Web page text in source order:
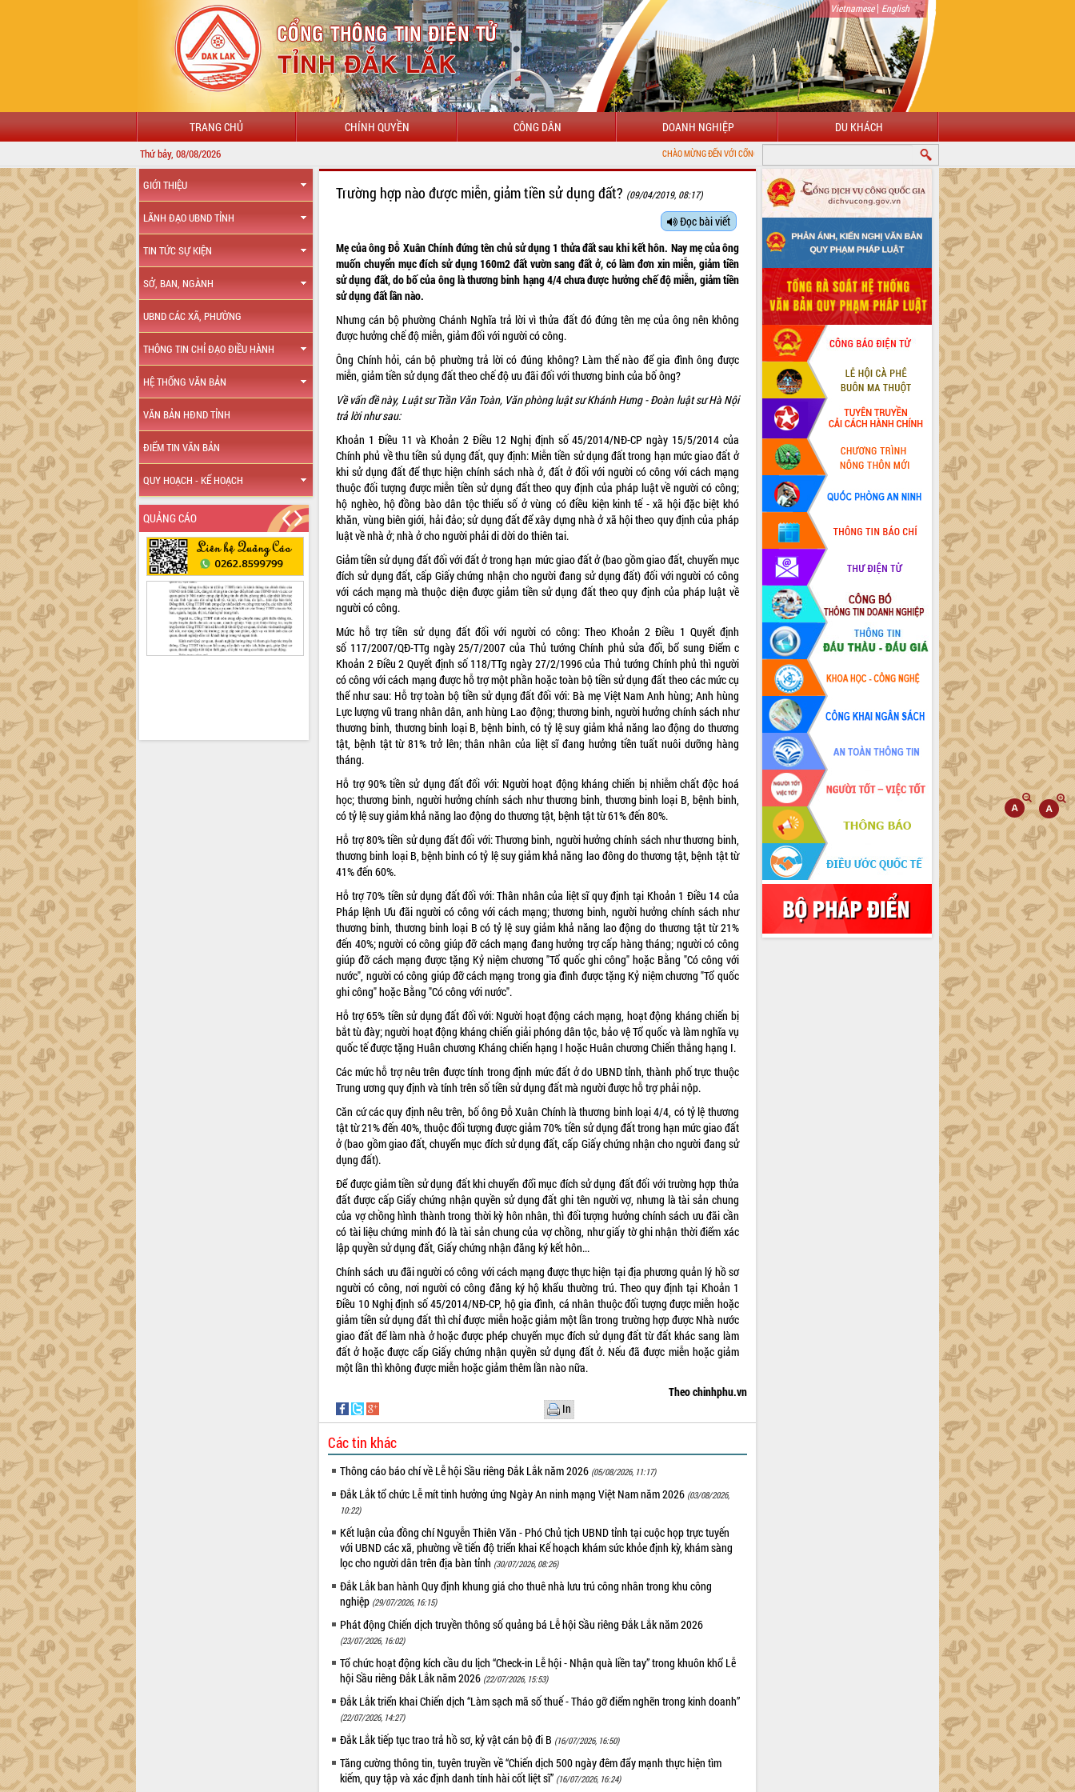
Vietnamese| English
TRANG CHỦ CHÍNH QUYỀN CÔNG DÂN DOANH NGHIỆP DU KHÁCH
Thứ bảy, 08/08/2026 CHÀO MỪNG ĐẾN VỚI CỔNG THÔNG TIN ĐIỆN TỬ TỈNH ĐẮK LẮK
GIỚI THIỆU
LÃNH ĐẠO UBND TỈNH
TIN TỨC SỰ KIỆN
SỞ, BAN, NGÀNH
UBND CÁC XÃ, PHƯỜNG
THÔNG TIN CHỈ ĐẠO ĐIỀU HÀNH
HỆ THỐNG VĂN BẢN
VĂN BẢN HĐND TỈNH
ĐIỂM TIN VĂN BẢN
QUY HOẠCH - KẾ HOẠCH
QUẢNG CÁO
Trường hợp nào được miễn, giảm tiền sử dụng đất? (09/04/2019, 08:17)
Đọc bài viết
Mẹ của ông Đỗ Xuân Chính đứng tên chủ sử dụng 1 thửa đất sau khi kết hôn. Nay mẹ của ông
muốn chuyển mục đích sử dụng 160m2 đất vườn sang đất ở, có làm đơn xin miễn, giảm tiền
sử dụng đất, do bố của ông là thương binh hạng 4/4 chưa được hưởng chế độ miễn, giảm tiền
sử dụng đất lần nào.
Nhưng cán bộ phường Chánh Nghĩa trả lời vì thửa đất đó đứng tên mẹ của ông nên không
được hưởng chế độ miễn, giảm đối với người có công.
Ông Chính hỏi, cán bộ phường trả lời có đúng không? Làm thế nào để gia đình ông được
miễn, giảm tiền sử dụng đất theo chế độ ưu đãi đối với thương binh của bố ông?
Về vấn đề này, Luật sư Trần Văn Toàn, Văn phòng luật sư Khánh Hưng - Đoàn luật sư Hà Nội
trả lời như sau:
Khoản 1 Điều 11 và Khoản 2 Điều 12 Nghị định số 45/2014/NĐ-CP ngày 15/5/2014 của
Chính phủ về thu tiền sủ dụng đất, quy định: Miễn tiền sử dụng đất trong hạn mức giao đất ở
khi sử dụng đất để thực hiện chính sách nhà ở, đất ở đối với người có công với cách mạng
thuộc đối tượng được miễn tiền sử dụng đất theo quy định của pháp luật về người có công;
hộ nghèo, hộ đồng bào dân tộc thiểu số ở vùng có điều kiện kinh tế - xã hội đặc biệt khó
khăn, vùng biên giới, hải đảo; sử dụng đất để xây dựng nhà ở xã hội theo quy định của pháp
luật về nhà ở; nhà ở cho người phải di dời do thiên tai.
Giảm tiền sử dụng đất đối với đất ở trong hạn mức giao đất ở (bao gồm giao đất, chuyển mục
đích sử dụng đất, cấp Giấy chứng nhận cho người đang sử dụng đất) đối với người có công
với cách mạng mà thuộc diện được giảm tiền sử dụng đất theo quy định của pháp luật về
người có công.
Mức hỗ trợ tiền sử dụng đất đối với người có công: Theo Khoản 2 Điều 1 Quyết định
số 117/2007/QĐ-TTg ngày 25/7/2007 của Thủ tướng Chính phủ sửa đổi, bổ sung Điểm c
Khoản 2 Điều 2 Quyết định số 118/TTg ngày 27/2/1996 của Thủ tướng Chính phủ thì người
có công với cách mạng được hỗ trợ một phần hoặc toàn bộ tiền sử dụng đất theo các mức cụ
thể như sau: Hỗ trợ toàn bộ tiền sử dụng đất đối với: Bà mẹ Việt Nam Anh hùng; Anh hùng
Lực lượng vũ trang nhân dân, anh hùng Lao động; thương binh, người hưởng chính sách như
thương binh, thương binh loại B, bệnh binh, có tỷ lệ suy giảm khả năng lao động do thương
tật, bệnh tật từ 81% trở lên; thân nhân của liệt sĩ đang hưởng tiền tuất nuôi dưỡng hàng
tháng.
Hỗ trợ 90% tiền sử dụng đất đối với: Người hoạt động kháng chiến bị nhiễm chất độc hoá
học; thương binh, người hưởng chính sách như thương binh, thương binh loại B, bệnh binh,
có tỷ lệ suy giảm khả năng lao động do thương tật, bệnh tật từ 61% đến 80%.
Hỗ trợ 80% tiền sử dụng đất đối với: Thương binh, người hưởng chính sách như thương binh,
thương binh loại B, bệnh binh có tỷ lệ suy giảm khả năng lao đông do thương tật, bệnh tật từ
41% đến 60%.
Hỗ trợ 70% tiền sử dụng đất đối với: Thân nhân của liệt sĩ quy định tại Khoản 1 Điều 14 của
Pháp lệnh Ưu đãi người có công với cách mạng; thương binh, người hưởng chính sách như
thương binh, thương binh loại B có tỷ lệ suy giảm khả năng lao động do thương tật từ 21%
đến 40%; người có công giúp đỡ cách mạng đang hưởng trợ cấp hàng tháng; người có công
giúp đỡ cách mạng được tặng Kỷ niệm chương "Tổ quốc ghi công" hoặc Bằng "Có công với
nước", người có công giúp đỡ cách mạng trong gia đình được tặng Kỷ niệm chương "Tổ quốc
ghi công" hoặc Bằng "Có công với nước".
Hỗ trợ 65% tiền sử dụng đất đối với: Người hoạt động cách mạng, hoạt động kháng chiến bị
bắt tù đày; người hoạt động kháng chiến giải phóng dân tộc, bảo vệ Tổ quốc và làm nghĩa vụ
quốc tế được tặng Huân chương Kháng chiến hạng I hoặc Huân chương Chiến thắng hạng I.
Các mức hỗ trợ nêu trên được tính trong định mức đất ở do UBND tỉnh, thành phố trực thuộc
Trung ương quy định và tính trên số tiền sử dụng đất mà người được hỗ trợ phải nộp.
Căn cứ các quy định nêu trên, bố ông Đỗ Xuân Chính là thương binh loại 4/4, có tỷ lệ thương
tật từ 21% đến 40%, thuộc đối tượng được giảm 70% tiền sử dụng đất trong hạn mức giao đất
ở (bao gồm giao đất, chuyển mục đích sử dụng đất, cấp Giấy chứng nhận cho người đang sử
dụng đất).
Để được giảm tiền sử dụng đất khi chuyển đổi mục đích sử dụng đất đối với trường hợp thửa
đất được cấp Giấy chứng nhận quyền sử dụng đất ghi tên người vợ, nhưng là tài sản chung
của vợ chồng hình thành trong thời kỳ hôn nhân, thì đối tượng hưởng chính sách ưu đãi cần
có tài liệu chứng minh đó là tài sản chung của vợ chồng, như giấy tờ ghi nhận thời điểm xác
lập quyền sử dụng đất, Giấy chứng nhận đăng ký kết hôn...
Chính sách ưu đãi người có công với cách mạng được thực hiện tại địa phương quản lý hồ sơ
người có công, nơi người có công đăng ký hộ khẩu thường trú. Theo quy định tại Khoản 1
Điều 10 Nghị định số 45/2014/NĐ-CP, hộ gia đình, cá nhân thuộc đối tượng được miễn hoặc
giảm tiền sử dụng đất thì chỉ được miễn hoặc giảm một lần trong trường hợp được Nhà nước
giao đất để làm nhà ở hoặc được phép chuyển mục đích sử dụng đất từ đất khác sang làm
đất ở hoặc được cấp Giấy chứng nhận quyền sử dụng đất ở. Nếu đã được miễn hoặc giảm
một lần thì không được miễn hoặc giảm thêm lần nào nữa.
Theo chinhphu.vn
In
Các tin khác
Thông cáo báo chí về Lễ hội Sầu riêng Đắk Lắk năm 2026 (05/08/2026, 11:17)
Đắk Lắk tổ chức Lễ mít tinh hưởng ứng Ngày An ninh mạng Việt Nam năm 2026 (03/08/2026,
10:22)
Kết luận của đồng chí Nguyễn Thiên Văn - Phó Chủ tịch UBND tỉnh tại cuộc họp trực tuyến
với UBND các xã, phường về tiến độ triển khai Kế hoạch khám sức khỏe định kỳ, khám sàng
lọc cho người dân trên địa bàn tỉnh (30/07/2026, 08:26)
Đắk Lắk ban hành Quy định khung giá cho thuê nhà lưu trú công nhân trong khu công
nghiệp (29/07/2026, 16:15)
Phát động Chiến dịch truyền thông số quảng bá Lễ hội Sầu riêng Đắk Lắk năm 2026
(23/07/2026, 16:02)
Tổ chức hoạt động kích cầu du lịch “Check-in Lễ hội - Nhận quà liền tay” trong khuôn khổ Lễ
hội Sầu riêng Đắk Lắk năm 2026 (22/07/2026, 15:53)
Đắk Lắk triển khai Chiến dịch “Làm sạch mã số thuế - Tháo gỡ điểm nghẽn trong kinh doanh”
(22/07/2026, 14:27)
Đắk Lắk tiếp tục trao trả hồ sơ, kỷ vật cán bộ đi B (16/07/2026, 16:50)
Tăng cường thông tin, tuyên truyền về “Chiến dịch 500 ngày đêm đẩy mạnh thực hiện tìm
kiếm, quy tập và xác định danh tính hài cốt liệt sĩ” (16/07/2026, 16:24)